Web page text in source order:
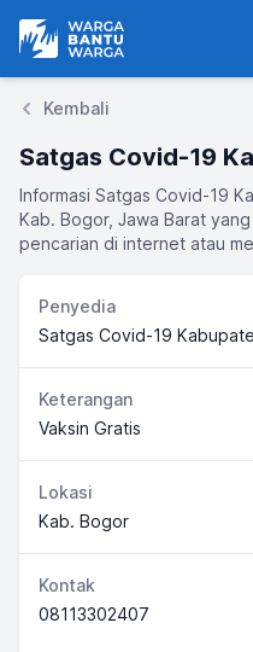
Warga Bantu Warga
Kembali
Satgas Covid-19
Informasi Satgas Covid-19
Kab. Bogor, Jawa Barat
pencarian di internet atau
Penyedia
Satgas Covid-19
Keterangan
Vaksin Gratis
Lokasi
Kab. Bogor
Kontak
08113302407